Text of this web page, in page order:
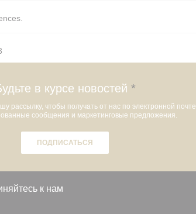
в курсе новостей *
рассылку, чтобы получать от нас по электронной почте
сообщения и маркетинговые предложения.
ПОДПИСАТЬСЯ
к нам